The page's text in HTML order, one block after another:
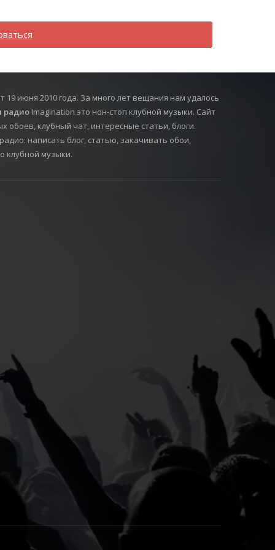
июня 2010 года. За много лет вещания нам удалось
радио Imagination это нон-стоп клубной музыки. Сайт
обоев, клубный чат, интересные статьи, блоги.
написать блог, статью, закачивать обои,
клубной музыки.